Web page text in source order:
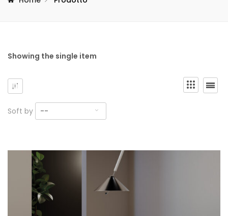
Showing the single item
Soft by --